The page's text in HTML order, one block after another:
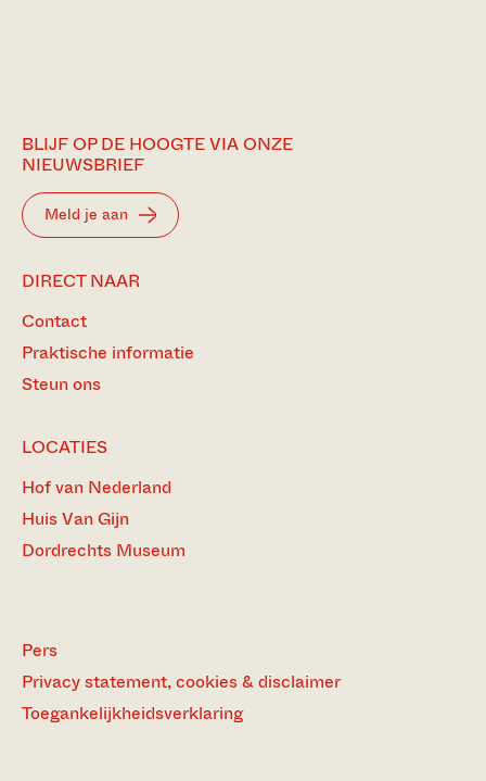
BLIJF OP DE HOOGTE VIA ONZE
NIEUWSBRIEF
Meld je aan
DIRECT NAAR
Contact
Praktische informatie
Steun ons
LOCATIES
Hof van Nederland
Huis Van Gijn
Dordrechts Museum
Pers
Privacy statement, cookies & disclaimer
Toegankelijkheidsverklaring